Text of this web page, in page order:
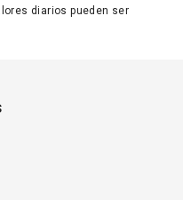
diarios pueden ser